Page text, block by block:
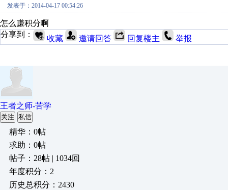
发表于：2014-04-17 00:54:26
怎么赚积分啊
分享到：
收藏 邀请回答 回复楼主 举报
王者之师-苦学
关注 私信
精华：0帖
求助：0帖
帖子：28帖 | 1034回
年度积分：2
历史总积分：2430